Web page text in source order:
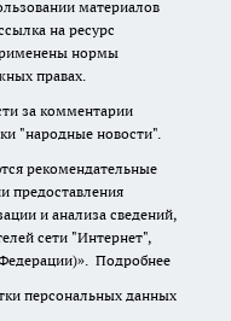
материалов
на ресурс
нормы
правах.
за комментарии
"народные новости".
рекомендательные
предоставления
и анализа сведений,
сети "Интернет",
Подробнее
персональных данных